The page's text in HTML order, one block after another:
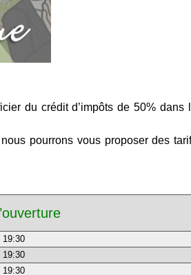
du crédit d’impôts de 50% dans
pourrons vous proposer des
19:30
19:30
19:30